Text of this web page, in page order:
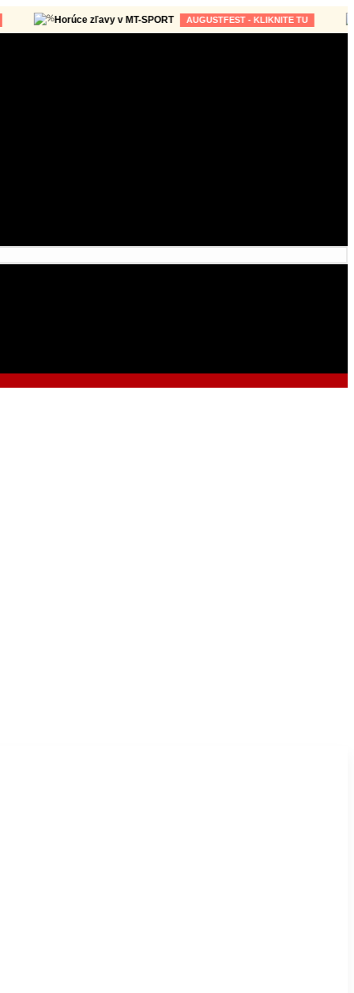
Horúce zľavy v MT-SPORT AUGUSTFEST - KLIKNITE TU